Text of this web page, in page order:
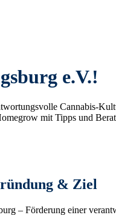
e.V.!
Cannabis-
mit Tipps und
& Ziel
– Förderung einer